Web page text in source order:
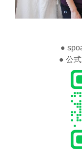
●
● 公